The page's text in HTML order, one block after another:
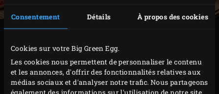
Consentement Détails À propos des cookies
Cookies sur votre Big Green Egg.
Les cookies nous permettent de personnaliser le contenu
et les annonces, d'offrir des fonctionnalités relatives aux
médias sociaux et d'analyser notre trafic. Nous partageons
Allumez le charbon de boisdans le Big Green Egg et
faites-le chauffer à 180 °C avec leconvEGGtoret la
grille en acier inoxydableen place à l’intérieur.